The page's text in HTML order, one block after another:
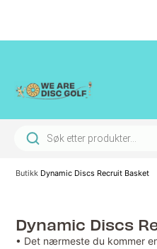
innholdet
Products search
Butikk Dynamic Discs Recruit Basket
Dynamic Discs
• Det nærmeste du kommer